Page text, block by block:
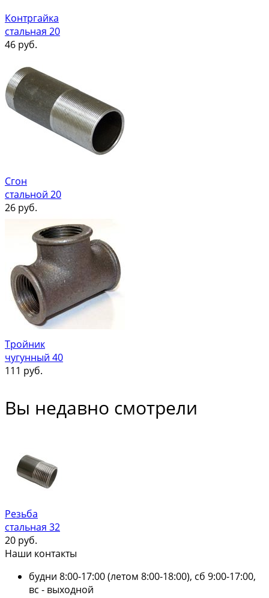
Контргайка
стальная 20
46 руб.
Сгон
стальной 20
26 руб.
Тройник
чугунный 40
111 руб.
Вы недавно смотрели
Резьба
стальная 32
20 руб.
Наши контакты
будни 8:00-17:00 (летом 8:00-18:00), сб 9:00-17:00,
вс - выходной